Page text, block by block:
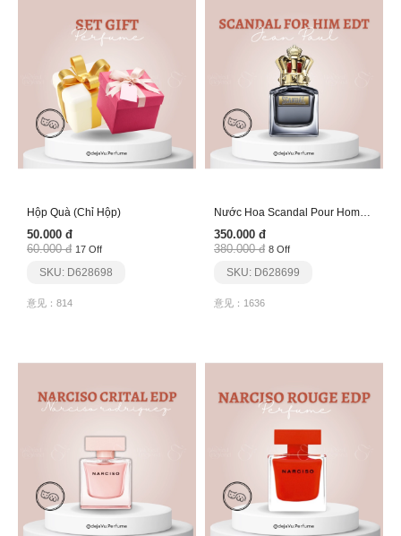
Hộp Quà (Chỉ Hộp)
50.000 đ
60.000 đ 17 Off
SKU: D628698
意见：814
Nước Hoa Scandal Pour Homme Edt
350.000 đ
380.000 đ 8 Off
SKU: D628699
意见：1636